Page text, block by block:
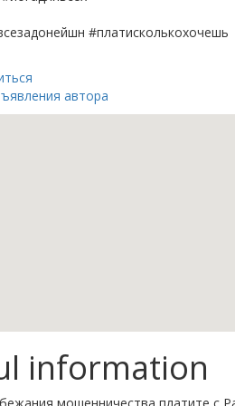
#платисколькохочешь
автора
information